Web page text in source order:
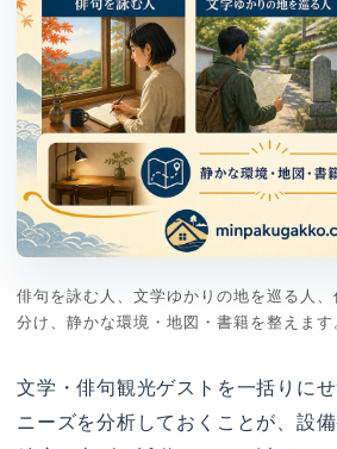
俳句を詠む人、文学ゆかりの地を巡る人
分け、静かな環境・地図・書籍を整えます
文学・俳句観光ゲストを一括りに
ニーズを分析しておくことが、設